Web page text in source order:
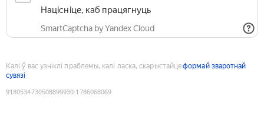
Націсніце, каб працягнуць
SmartCaptcha by Yandex Cloud
Калі ў вас узніклі праблемы, калі ласка, скарыстайцеформай зваротнай
сувязі
9180534730508899930:1786068069